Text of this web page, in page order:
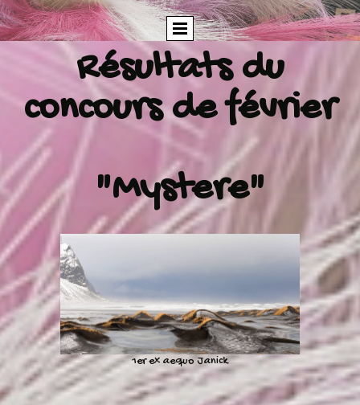
Résultats du
concours de février
"Mystere"
1er ex aequo Janick